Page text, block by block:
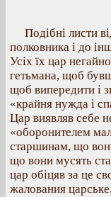
Подібні листи
полковника і до
Усіх їх цар
гетьмана, щоб
щоб випередити і
«крайня нужда і
Цар виявляв себе
«оборонителем
старшинам, що
що вони мусять
цар обіцяв за це
жалования царське.